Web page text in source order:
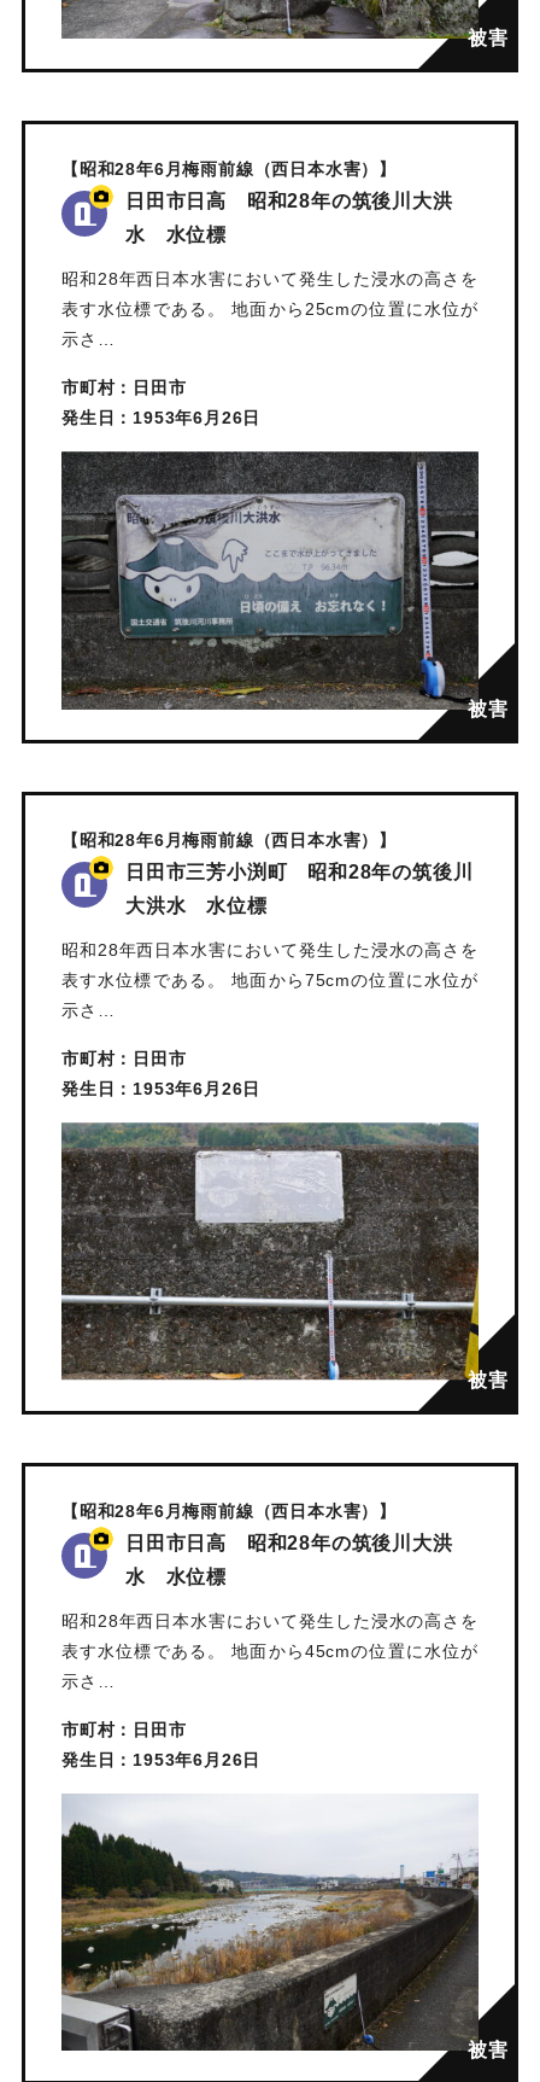
【昭和28年6月梅雨前線（西日本水害）】
日田市日高 昭和28年の筑後川大洪
水 水位標
昭和28年西日本水害において発生した浸水の高さを
表す水位標である。 地面から25cmの位置に水位が
示さ…
市町村：日田市
発生日：1953年6月26日
【昭和28年6月梅雨前線（西日本水害）】
日田市三芳小渕町 昭和28年の筑後川
大洪水 水位標
昭和28年西日本水害において発生した浸水の高さを
表す水位標である。 地面から75cmの位置に水位が
示さ…
市町村：日田市
発生日：1953年6月26日
【昭和28年6月梅雨前線（西日本水害）】
日田市日高 昭和28年の筑後川大洪
水 水位標
昭和28年西日本水害において発生した浸水の高さを
表す水位標である。 地面から45cmの位置に水位が
示さ…
市町村：日田市
発生日：1953年6月26日